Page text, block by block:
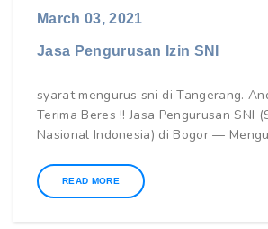
March 03, 2021
Jasa Pengurusan Izin SNI
syarat mengurus sni di Tangerang.
Terima Beres !! Jasa Pengurusan SNI
Nasional Indonesia) di Bogor —
READ MORE